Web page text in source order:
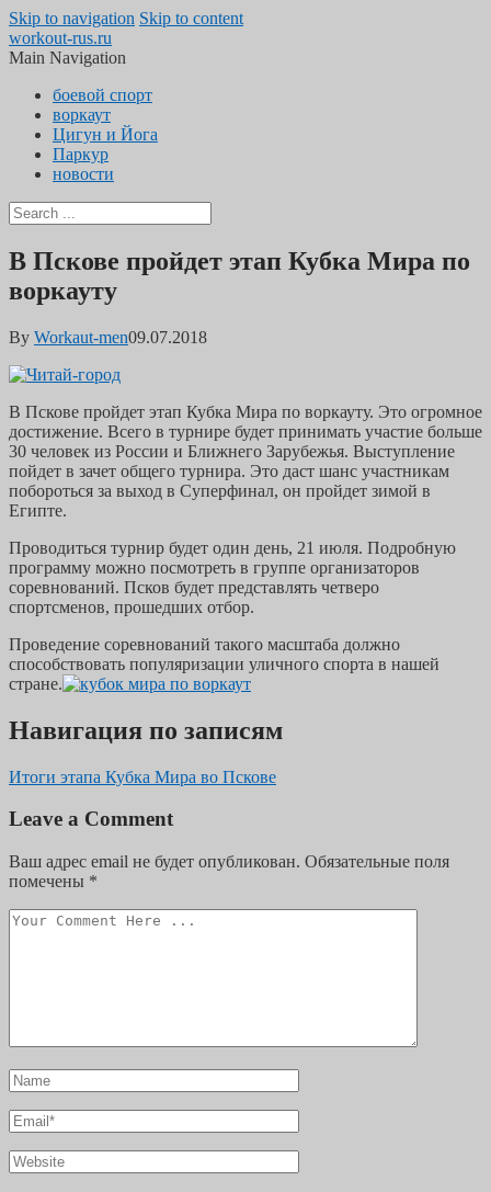
Skip to navigation Skip to content
workout-rus.ru
Main Navigation
боевой спорт
воркаут
Цигун и Йога
Паркур
новости
В Пскове пройдет этап Кубка Мира по
воркауту
By Workaut-men09.07.2018
В Пскове пройдет этап Кубка Мира по воркауту. Это огромное
достижение. Всего в турнире будет принимать участие больше
30 человек из России и Ближнего Зарубежья. Выступление
пойдет в зачет общего турнира. Это даст шанс участникам
побороться за выход в Суперфинал, он пройдет зимой в
Египте.
Проводиться турнир будет один день, 21 июля. Подробную
программу можно посмотреть в группе организаторов
соревнований. Псков будет представлять четверо
спортсменов, прошедших отбор.
Проведение соревнований такого масштаба должно
способствовать популяризации уличного спорта в нашей
стране.
Навигация по записям
Итоги этапа Кубка Мира во Пскове
Leave a Comment
Ваш адрес email не будет опубликован. Обязательные поля
помечены *